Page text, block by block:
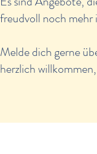
freudvoll noch mehr
Melde dich gerne
herzlich